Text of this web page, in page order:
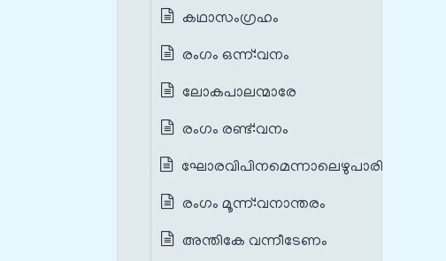
കഥാസംഗ്രഹം
രംഗം ഒന്ന്‌:വനം
ലോകപാലന്മാരേ
രംഗം രണ്ട്‌:വനം
ഘോരവിപിനമെന്നാലെഴുപാരിതാകിൽ
രംഗം മൂന്ന്‌:വനാന്തരം
അന്തികേ വന്നീടേണം